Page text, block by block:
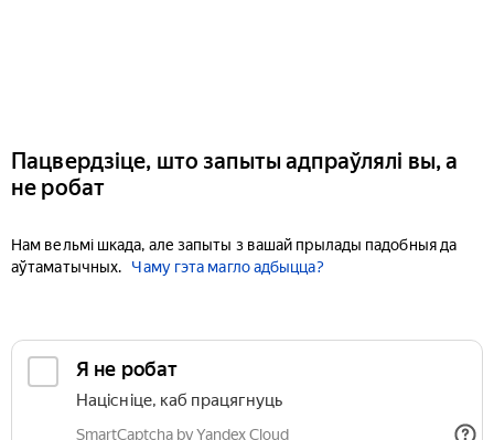
Пацвердзіце, што запыты адпраўлялі вы, а
не робат
Нам вельмі шкада, але запыты з вашай прылады падобныя да
аўтаматычных.
Чаму гэта магло адбыцца?
Я не робат
Націсніце, каб працягнуць
SmartCaptcha by Yandex Cloud